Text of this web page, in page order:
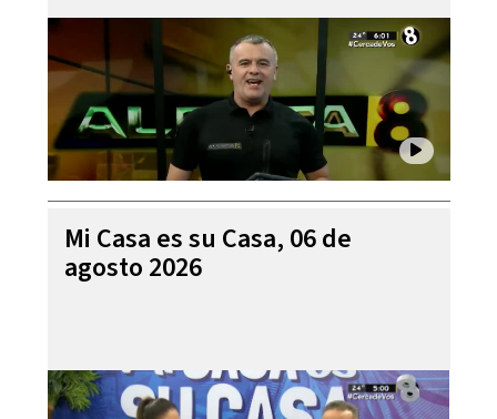
Mi Casa es su Casa, 06 de
agosto 2026